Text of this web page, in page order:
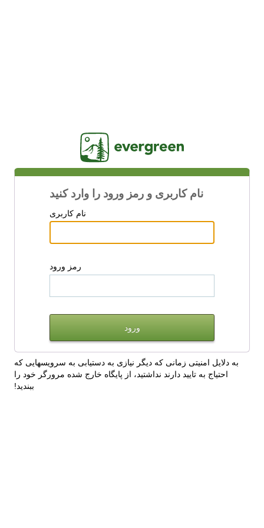
نام کاربری و رمز ورود را وارد کنید
نام کاربری
رمز ورود
به دلایل امنیتی زمانی که دیگر نیازی به دستیابی به سرویسهایی که
احتیاج به تایید دارند نداشتید، از پایگاه خارج شده مرورگر خود را
ببندید!